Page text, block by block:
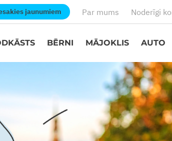
jaunumiem Par mums Noderīgi
BĒRNI MĀJOKLIS AUTO